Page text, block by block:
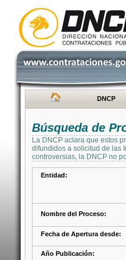
DNCP
Búsqueda de
La DNCP aclara que estos
difundidos a solicitud de las
controversias, la DNCP no
Entidad:
Nombre del Proceso:
Fecha de Apertura desde:
Año Publicación: